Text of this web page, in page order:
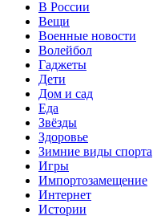
В России
Вещи
Военные новости
Волейбол
Гаджеты
Дети
Дом и сад
Еда
Звёзды
Здоровье
Зимние виды спорта
Игры
Импортозамещение
Интернет
Истории